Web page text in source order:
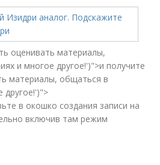
оценивать материалы,
и многое другое!')">и получите
материалы, общаться в
другое!')">
в окошко создания записи на
включив там режим